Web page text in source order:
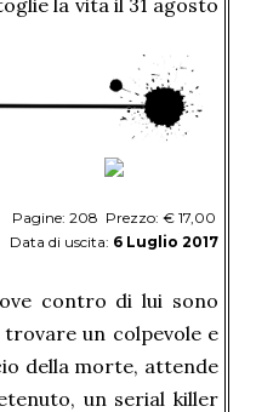
la vita il 31 agosto
Pagine: 208 Prezzo: € 17,00
Data di uscita: 6 Luglio 2017
contro di lui sono
un colpevole e
della morte, attende
un serial killer